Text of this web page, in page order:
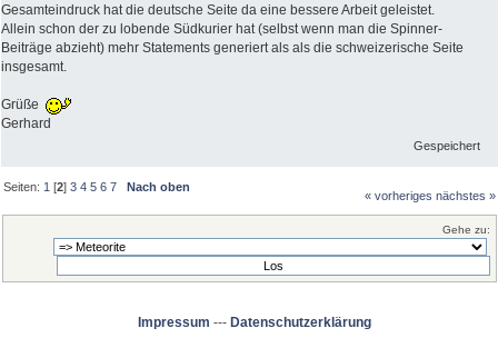
Gesamteindruck hat die deutsche Seite da eine bessere Arbeit geleistet.
Allein schon der zu lobende Südkurier hat (selbst wenn man die Spinner-
Beiträge abzieht) mehr Statements generiert als als die schweizerische Seite
insgesamt.
Grüße
Gerhard
Gespeichert
Seiten: 1 [2]3 4 5 6 7 Nach oben
« vorheriges nächstes »
Gehe zu:
Impressum --- Datenschutzerklärung